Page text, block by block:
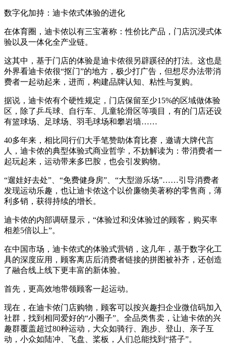
数字化加持：迪卡侬式体验的进化
在体育圈，迪卡侬以有三宝著称：性价比产品，门店沉浸式体
验以及一体化全产业链。
这其中，基于门店的体验是迪卡侬很另辟蹊径的打法。这也是
外界看迪卡侬很“抠门”的地方，极少打广告，但想尽办法带消
费者一起动起来，进而，构建品牌认知、粘性与复购。
据说，迪卡侬有个硬性规定，门店保留至少15%的区域做体验
区，除了乒乓球、自行车、儿童轮滑区等项目，有的门店还设
有篮球场、足球场、羽毛球场和攀岩墙……
40多年来，相比同行们大手笔赞助体育比赛，邀请大牌代言
人，迪卡侬的典型体验式商业哲学，不妨解读为：带消费者一
起玩起来，运动带来多巴胺，也会引发购物。
“遛娃好去处”、“免费健身房”、“大型游乐场”……引导消费者
发现运动乐趣，也让迪卡侬这个以价廉物美著称的零售商，薄
利多销，获得持续的增长。
迪卡侬的内部调研显示，“体验过和没体验过的顾客，购买率
相差5倍以上”。
在中国市场，迪卡侬式的体验式营销，这几年，基于数字化工
具的深度应用，顾客离店后消费者链接的拼图被补齐，还创造
了融合线上线下更丰富的新体验。
首先，更高效地带领顾客一起运动。
现在，在迪卡侬门店购物，顾客可以按兴趣扫企业微信码加入
社群，找到相同爱好的“小圈子”。全品类售卖，让迪卡侬的兴
趣群覆盖超过80种运动，大众如骑行、跑步、登山、亲子互
动，小众如陆冲、飞盘、桨板，人们总能找到“搭子”。